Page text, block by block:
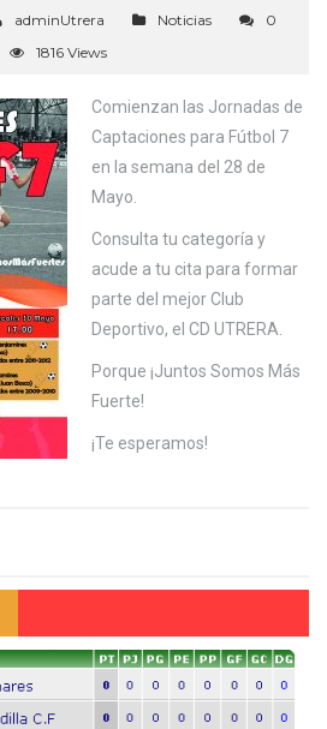
adminUtrera Noticias
0
1816 Views
Comienzan las Jornadas de
Captaciones para Fútbol 7
en la semana del 28 de
Mayo.
Consulta tu categoría y
acude a tu cita para formar
parte del mejor Club
Deportivo, el CD UTRERA.
Porque ¡Juntos Somos Más
Fuerte!
¡Te esperamos!